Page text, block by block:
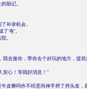
胎记。
补录机会。
‘有’。
。
我去接你，带你去个好玩的地方，提前
安心！等我好消息！”
皮癣吗作不经意间伸手捋了捋头发，